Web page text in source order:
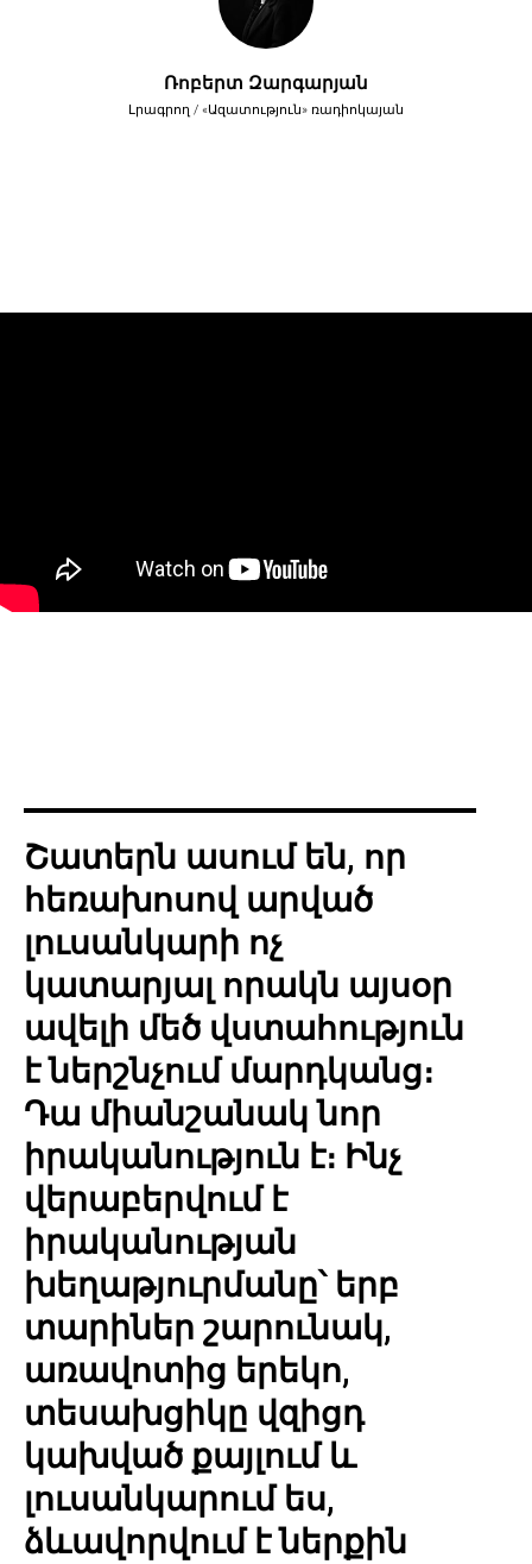
Ռոբերտ Զարգարյան
Լրագրող / «Ազատություն» ռադիոկայան
Շատերն ասում են, որ
հեռախոսով արված
լուսանկարի ոչ
կատարյալ որակն այսօր
ավելի մեծ վստահություն
է ներշնչում մարդկանց։
Դա միանշանակ նոր
իրականություն է։ Ինչ
վերաբերվում է
իրականության
խեղաթյուրմանը՝ երբ
տարիներ շարունակ,
առավոտից երեկո,
տեսախցիկը վզիցդ
կախված քայլում և
լուսանկարում ես,
ձևավորվում է ներքին